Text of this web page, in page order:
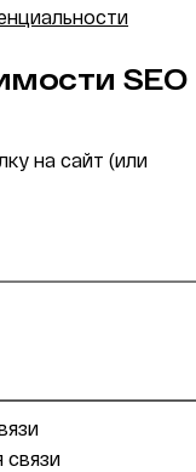
SEO
на сайт (или
связи